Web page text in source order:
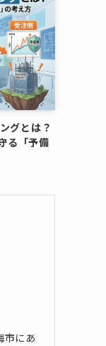
グとは？
る「予備
市にあ